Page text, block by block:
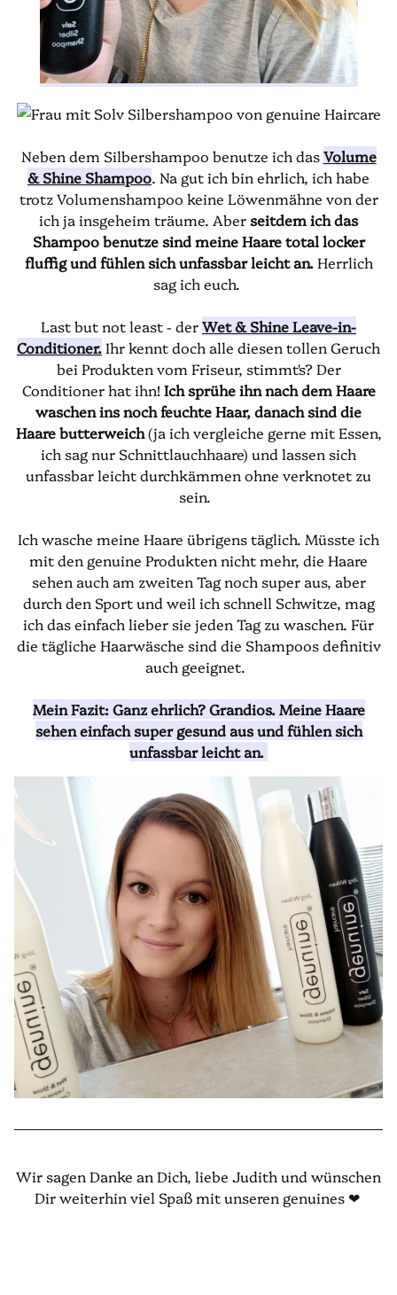
Neben dem Silbershampoo benutze ich dasVolume
& Shine Shampoo. Na gut ich bin ehrlich, ich habe
trotz Volumenshampoo keine Löwenmähne von der
ich ja insgeheim träume. Aberseitdem ich das
Shampoo benutze sind meine Haare total locker
fluffig und fühlen sich unfassbar leicht an.Herrlich
sag ich euch.
Last but not least - derWet & Shine Leave-in-
Conditioner.Ihr kennt doch alle diesen tollen Geruch
bei Produkten vom Friseur, stimmt's? Der
Conditioner hat ihn! Ich sprühe ihn nach dem Haare
waschen ins noch feuchte Haar, danach sind die
Haare butterweich(ja ich vergleiche gerne mit Essen,
ich sag nur Schnittlauchhaare) und lassen sich
unfassbar leicht durchkämmen ohne verknotet zu
sein.
Ich wasche meine Haare übrigens täglich. Müsste ich
mit den genuine Produkten nicht mehr, die Haare
sehen auch am zweiten Tag noch super aus, aber
durch den Sport und weil ich schnell Schwitze, mag
ich das einfach lieber sie jeden Tag zu waschen. Für
die tägliche Haarwäsche sind die Shampoos definitiv
auch geeignet.
Mein Fazit: Ganz ehrlich? Grandios. Meine Haare
sehen einfach super gesund aus und fühlen sich
unfassbar leicht an.
Wir sagen Danke an Dich, liebe Judith und wünschen
Dir weiterhin viel Spaß mit unseren genuines ❤